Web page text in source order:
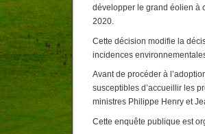
développer le grand éolien à
2020.
Cette décision modifie la
incidences
Avant de procéder à
susceptibles d’accueillir les
ministres Philippe Henry et
Cette enquête publique est